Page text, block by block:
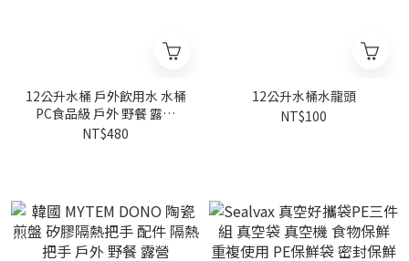
12公升水桶 戶外飲用水 水桶
PC食品級 戶外 野餐 露營
unrv
NT$480
12公升水桶水龍頭
NT$100